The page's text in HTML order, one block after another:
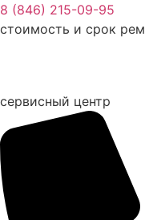
Перейти
к
8 (846) 215-09-95
стоимость и срок
сервисный центр